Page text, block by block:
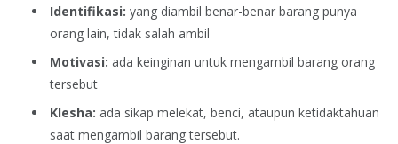
Identifikasi: yang diambil benar-benar barang punya
orang lain, tidak salah ambil
Motivasi: ada keinginan untuk mengambil barang orang
tersebut
Klesha: ada sikap melekat, benci, ataupun ketidaktahuan
saat mengambil barang tersebut.